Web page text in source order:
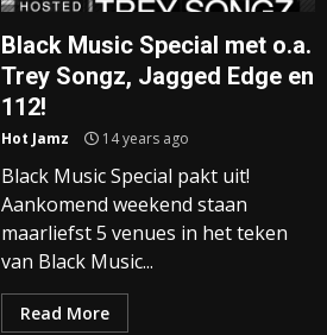
Black Music Special met o.a.
Trey Songz, Jagged Edge en
112!
Hot Jamz 14 years ago
Black Music Special pakt uit!
Aankomend weekend staan
maarliefst 5 venues in het teken
van Black Music...
Read More